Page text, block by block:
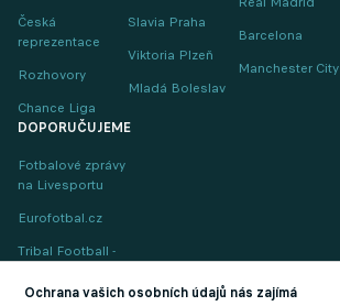
Česká
reprezentace
Rozhovory
Chance Liga
Slavia Praha
Viktoria Plzeň
Mladá Boleslav
Barcelona
Manchester City
DOPORUČUJEME
Fotbalové zprávy
na Livesportu
Eurofotbal.cz
Tribal Football -
(EN)
Ochrana vašich osobních údajů nás zajímá